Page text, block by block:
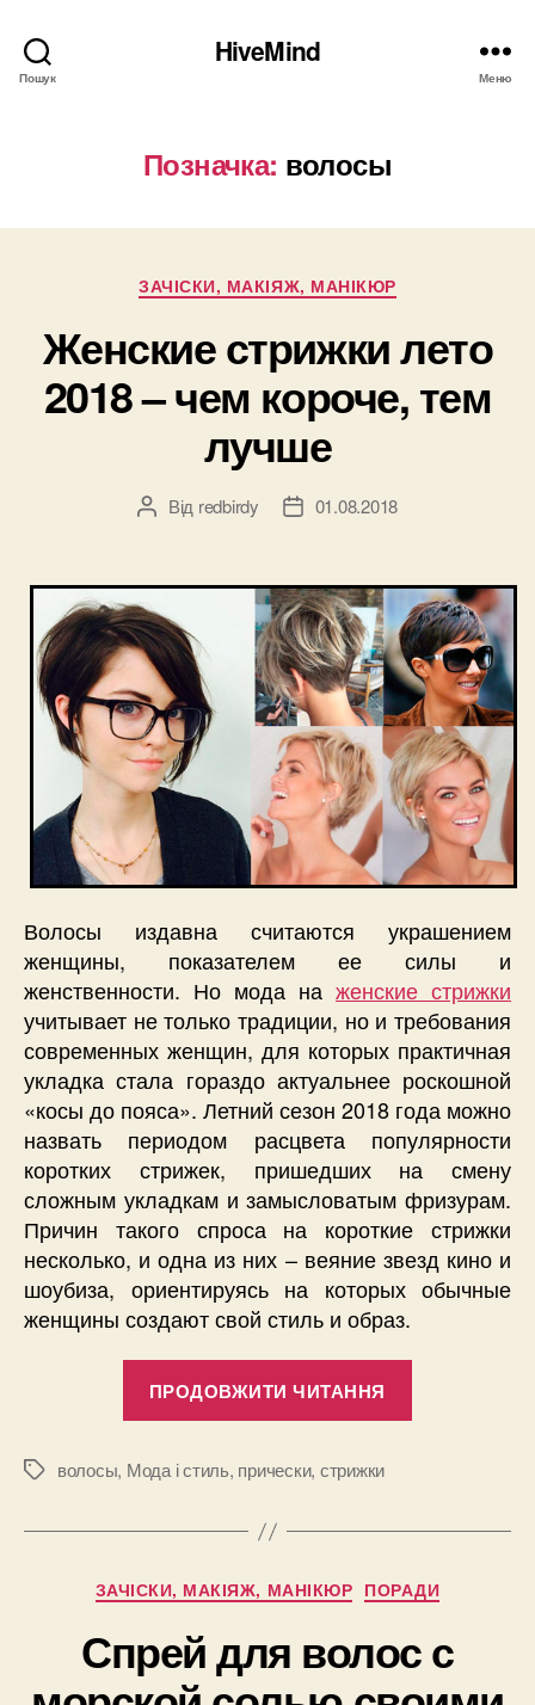
Пошук
HiveMind
Меню
Позначка: волосы
Категорії
ЗАЧІСКИ, МАКІЯЖ, МАНІКЮР
Женские стрижки лето
2018 – чем короче, тем
лучше
Автор
Від redbirdy
Дата01.08.2018
Волосы издавна считаются украшением
женщины, показателем ее силы и
женственности. Но мода на женские стрижки
учитывает не только традиции, но и требования
современных женщин, для которых практичная
укладка стала гораздо актуальнее роскошной
«косы до пояса». Летний сезон 2018 года можно
назвать периодом расцвета популярности
коротких стрижек, пришедших на смену
сложным укладкам и замысловатым фризурам.
Причин такого спроса на короткие стрижки
несколько, и одна из них – веяние звезд кино и
шоубиза, ориентируясь на которых обычные
женщины создают свой стиль и образ.
ПРОДОВЖИТИ ЧИТАННЯ
чем
тем
Позначки
волосы, Мода і стиль, прически, стрижки
Категорії
ЗАЧІСКИ, МАКІЯЖ, МАНІКЮР ПОРАДИ
Спрей для волос с